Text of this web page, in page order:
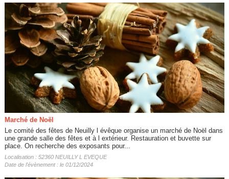
Marché de Noël
Le comité des fêtes de Neuilly l évêque organise un marché de Noël dans
une grande salle des fêtes et à l extérieur. Restauration et buvette sur
place. On recherche des exposants pour...
Localisation : 52360 NEUILLY L EVEQUE
Date de l'évènement : le 01/12/2024